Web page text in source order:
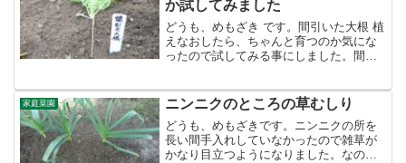
か試してみました
どうも、めもざき です。間引いた大根 植
えなおしたら、ちゃんと育つのか気にな
ったので試してみる事にしました。間引
た2022年10月上旬に間引き 植え付け実験
を開...
家庭菜園 ニンニクのところの草むしり
どうも、めもざきです。ニンニクの所を
長い間手入れしていなかったので雑草が
かなり目立つようになりました。なの